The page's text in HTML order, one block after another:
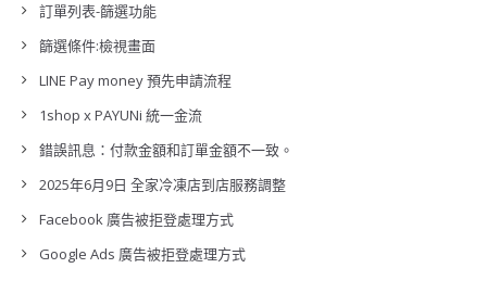
訂單列表-篩選功能
篩選條件:檢視畫面
LINE Pay money 預先申請流程
1shop x PAYUNi 統一金流
錯誤訊息：付款金額和訂單金額不一致。
2025年6月9日 全家冷凍店到店服務調整
Facebook 廣告被拒登處理方式
Google Ads 廣告被拒登處理方式